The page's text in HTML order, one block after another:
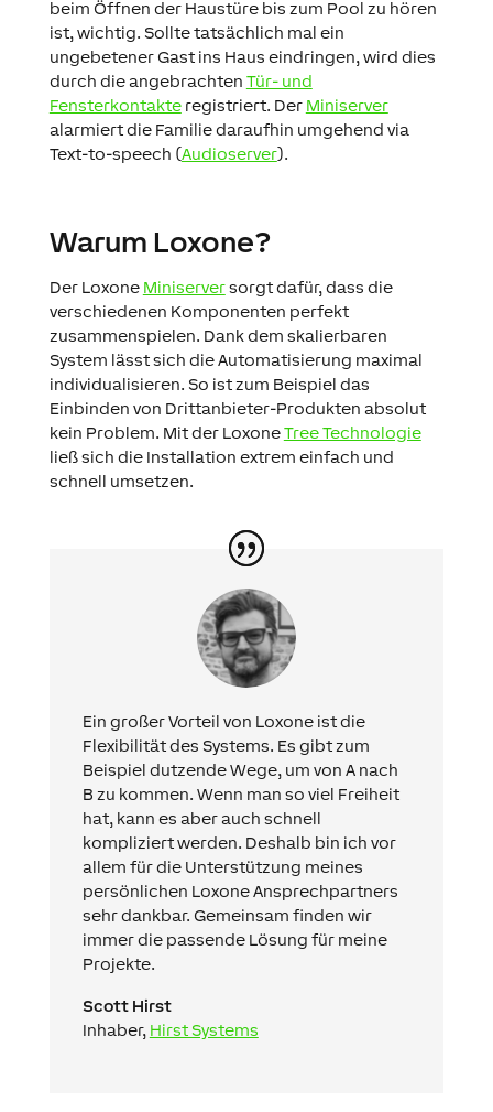
beim Öffnen der Haustüre bis zum Pool zu hören
ist, wichtig. Sollte tatsächlich mal ein
ungebetener Gast ins Haus eindringen, wird dies
durch die angebrachten Tür- und
Fensterkontakteregistriert. Der Miniserver
alarmiert die Familie daraufhin umgehend via
Text-to-speech (Audioserver).
Warum Loxone?
Der Loxone Miniserversorgt dafür, dass die
verschiedenen Komponenten perfekt
zusammenspielen. Dank dem skalierbaren
System lässt sich die Automatisierung maximal
individualisieren. So ist zum Beispiel das
Einbinden von Drittanbieter-Produkten absolut
kein Problem. Mit der LoxoneTree Technologie
ließ sich die Installation extrem einfach und
schnell umsetzen.
Ein großer Vorteil von Loxone ist die
Flexibilität des Systems. Es gibt zum
Beispiel dutzende Wege, um von A nach
B zu kommen. Wenn man so viel Freiheit
hat, kann es aber auch schnell
kompliziert werden. Deshalb bin ich vor
allem für die Unterstützung meines
persönlichen Loxone Ansprechpartners
sehr dankbar. Gemeinsam finden wir
immer die passende Lösung für meine
Projekte.
Scott Hirst
Inhaber, Hirst Systems